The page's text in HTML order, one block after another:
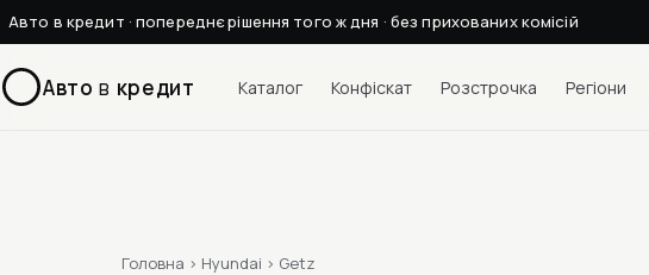
Авто в кредит · попереднє рішення того ж дня · без прихованих комісій
Авто в кредит Каталог Конфіскат Розстрочка Регіони
Головна › Hyundai › Getz